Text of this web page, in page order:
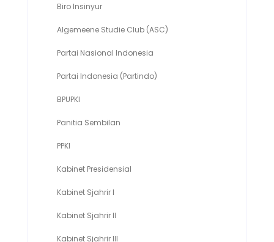
Biro Insinyur
Algemeene Studie Club (ASC)
Partai Nasional Indonesia
Partai Indonesia (Partindo)
BPUPKI
Panitia Sembilan
PPKI
Kabinet Presidensial
Kabinet Sjahrir I
Kabinet Sjahrir II
Kabinet Sjahrir III